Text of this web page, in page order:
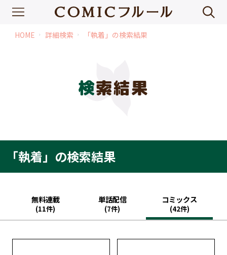
HOME chevron_right 詳細検索 chevron_right 「執着」の検索結果
検索結果
「執着」の検索結果
無料連載
(11件)
単話配信
(7件)
コミックス
(42件)